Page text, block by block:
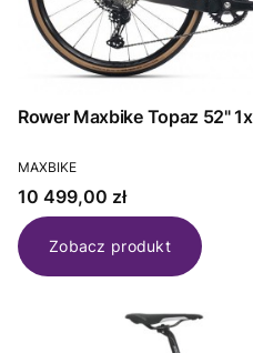
Rower Maxbike Topaz 52"
PRODUCENT
MAXBIKE
Cena
10 499,00 zł
Zobacz produkt